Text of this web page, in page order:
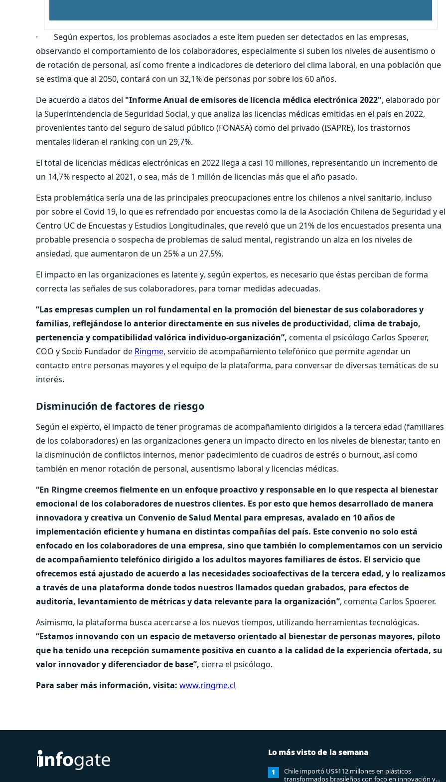
· Según expertos, los problemas asociados a este ítem pueden ser detectados en las empresas,
observando el comportamiento de los colaboradores, especialmente si suben los niveles de ausentismo o
de rotación de personal, así como frente a indicadores de deterioro del clima laboral, en una población que
se estima que al 2050, contará con un 32,1% de personas por sobre los 60 años.
De acuerdo a datos del "Informe Anual de emisores de licencia médica electrónica 2022", elaborado por
la Superintendencia de Seguridad Social, y que analiza las licencias médicas emitidas en el país en 2022,
provenientes tanto del seguro de salud público (FONASA) como del privado (ISAPRE), los trastornos
mentales lideran el ranking con un 29,7%.
El total de licencias médicas electrónicas en 2022 llega a casi 10 millones, representando un incremento de
un 14,7% respecto al 2021, o sea, más de 1 millón de licencias más que el año pasado.
Esta problemática sería una de las principales preocupaciones entre los chilenos a nivel sanitario, incluso
por sobre el Covid 19, lo que es refrendado por encuestas como la de la Asociación Chilena de Seguridad y el
Centro UC de Encuestas y Estudios Longitudinales, que reveló que un 21% de los encuestados presenta una
probable presencia o sospecha de problemas de salud mental, registrando un alza en los niveles de
ansiedad, que aumentaron de un 25% a un 27,5%.
El impacto en las organizaciones es latente y, según expertos, es necesario que éstas perciban de forma
correcta las señales de sus colaboradores, para tomar medidas adecuadas.
“Las empresas cumplen un rol fundamental en la promoción del bienestar de sus colaboradores y
familias, reflejándose lo anterior directamente en sus niveles de productividad, clima de trabajo,
pertenencia y compatibilidad valórica individuo-organización”, comenta el psicólogo Carlos Spoerer,
COO y Socio Fundador de Ringme, servicio de acompañamiento telefónico que permite agendar un
contacto entre personas mayores y el equipo de la plataforma, para conversar de diversas temáticas de su
interés.
Disminución de factores de riesgo
Según el experto, el impacto de tener programas de acompañamiento dirigidos a la tercera edad (familiares
de los colaboradores) en las organizaciones genera un impacto directo en los niveles de bienestar, tanto en
la disminución de conflictos internos, menor padecimiento de cuadros de estrés o burnout, así como
también en menor rotación de personal, ausentismo laboral y licencias médicas.
“En Ringme creemos fielmente en un enfoque proactivo y responsable en lo que respecta al bienestar
emocional de los colaboradores de nuestros clientes. Es por esto que hemos desarrollado de manera
innovadora y creativa un Convenio de Salud Mental para empresas, avalado en 10 años de
implementación eficiente y humana en distintas compañías del país. Este convenio no solo está
enfocado en los colaboradores de una empresa, sino que también lo complementamos con un servicio
de acompañamiento telefónico dirigido a los adultos mayores familiares de éstos. El servicio que
ofrecemos está ajustado de acuerdo a las necesidades socioafectivas de la tercera edad, y lo realizamos
a través de una plataforma donde todos nuestros llamados quedan grabados, para efectos de
auditoría, levantamiento de métricas y data relevante para la organización”, comenta Carlos Spoerer.
Asimismo, la plataforma busca acercarse a los nuevos tiempos, utilizando herramientas tecnológicas.
“Estamos innovando con un espacio de metaverso orientado al bienestar de personas mayores, piloto
que ha tenido una recepción sumamente positiva en cuanto a la calidad de la experiencia ofertada, su
valor innovador y diferenciador de base”, cierra el psicólogo.
Para saber más información, visita: www.ringme.cl
Lo más visto de la semana
1
Chile importó US$112 millones en plásticos
transformados brasileños con foco en innovación y